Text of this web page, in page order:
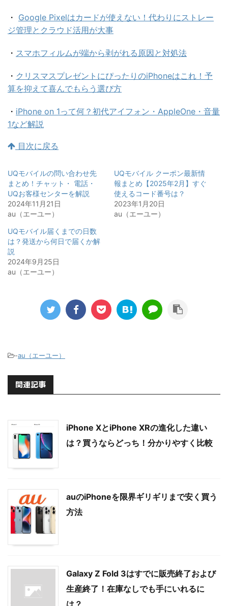
・ Google Pixelはカードが使えない！代わりにストレー
ジ管理とクラウド活用が大事
・ スマホフィルムが端から剥がれる原因と対処法
・ クリスマスプレゼントにぴったりのiPhoneはこれ！予
算を抑えて喜んでもらう選び方
・ iPhone on 1って何？初代アイフォン・AppleOne・音量
1など解説
目次に戻る
UQモバイルの問い合わせ先
まとめ！チャット・ 電話・
UQお客様センターを解説
2024年11月21日
au（エーユー）
UQモバイル クーポン最新情
報まとめ【2025年2月】すぐ
使えるコード番号は？
2023年1月20日
au（エーユー）
UQモバイル届くまでの日数
は？発送から何日で届くか解
説
2024年9月25日
au（エーユー）
-au（エーユー）
関連記事
iPhone XとiPhone XRの進化した違い
は？買うならどっち！分かりやすく比較
auのiPhoneを限界ギリギリまで安く買う
方法
Galaxy Z Fold 3はすでに販売終了および
生産終了！在庫なしでも手にいれるに
は？